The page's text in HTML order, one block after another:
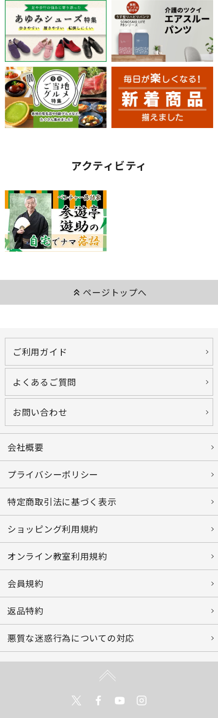
アクティビティ
keyboard_double_arrow_up ページトップへ
ご利用ガイド
よくあるご質問
お問い合わせ
会社概要
プライバシーポリシー
特定商取引法に基づく表示
ショッピング利用規約
オンライン教室利用規約
会員規約
返品特約
悪質な迷惑行為についての対応
TwitterFacebookYoutube